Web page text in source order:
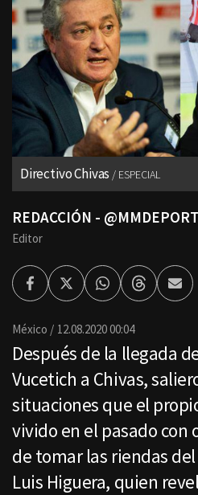
Directivo Chivas ESPECIAL
REDACCIÓN -
Editor
FacebookTwitterWhatsappThreads
por
México 12.08.2020 00:04
Después de la llegada
Vucetich a Chivas,
situaciones que el
vivido en el pasado con
de tomar las riendas del
Luis Higuera, quien